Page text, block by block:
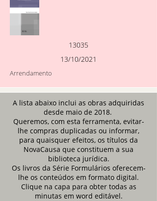
13035
13/10/2021
Arrendamento
A lista abaixo inclui as obras adquiridas
desde maio de 2018.
Queremos, com esta ferramenta, evitar-
lhe compras duplicadas ou informar,
para quaisquer efeitos, os títulos da
NovaCausa que constituem a sua
biblioteca jurídica.
Os livros da Série Formulários oferecem-
lhe os conteúdos em formato digital.
Clique na capa para obter todas as
minutas em word editável.